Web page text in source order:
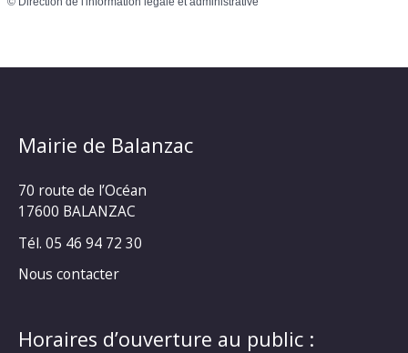
Mairie de Balanzac
70 route de l’Océan
17600 BALANZAC
Tél. 05 46 94 72 30
Nous contacter
Horaires d’ouverture au public :